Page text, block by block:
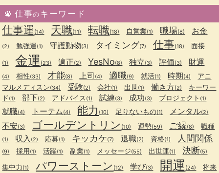
仕事のキーワード
仕事運 (14) 天職(11) 転職(18) 自営業(1) 職場(8) お金
(2) 勉強運(1) 守護動物(3) タイミング(7) 仕事(18) 面接
(1) 金運 (23) 適正(2) YesNo(8) 独立(3) 評価(3) 財運
(4) 相性(33) 才能(8) 上司 (4) 適職(9) 就活(1) 時期(4)
アニ
マルメディスン(34) 受験(2) 会社(1) 出世(1) 働き方(2)
キーワー
ド (1) 部下(2) アドバイス (1) 試練(3) 成功(3) プロジェクト (1)
就職(4) トーテム (4) 能力 (10) 足りないもの(1) メンタル(2)
不安(3) ゴールデントリン (10) 運勢(59) ご縁(8) 職種
(1) 収入 (2) 応募(1) キッカケ(7) 退職(2) 資格(1) 人間関係
(9) 採用(1) 活躍(1) 副業(1) メッセージ(55) 出世運(1) 決断(5)
集中力 (1) パワーストーン (12) 学び(3) 開運 (24)
将来